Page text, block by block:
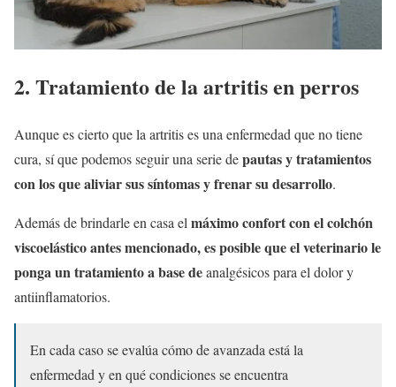
2. Tratamiento de la artritis en perros
Aunque es cierto que la artritis es una enfermedad que no tiene
cura, sí que podemos seguir una serie depautas y tratamientos
con los que aliviar sus síntomas y frenar su desarrollo.
Además de brindarle en casa elmáximo confort con el colchón
viscoelástico antes mencionado, es posible que el veterinario le
ponga un tratamiento a base deanalgésicos para el dolor y
antiinflamatorios.
En cada caso se evalúa cómo de avanzada está la
enfermedad y en qué condiciones se encuentra